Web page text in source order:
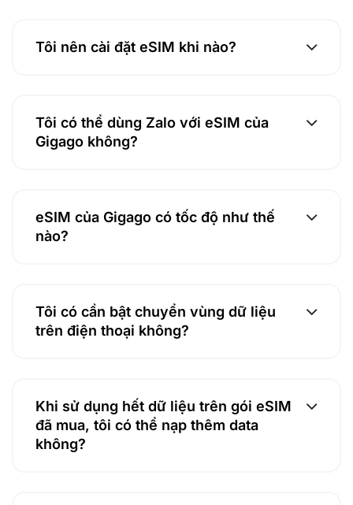
Tôi nên cài đặt eSIM khi nào?
Tôi có thể dùng Zalo với eSIM của
Gigago không?
eSIM của Gigago có tốc độ như thế
nào?
Tôi có cần bật chuyển vùng dữ liệu
trên điện thoại không?
Khi sử dụng hết dữ liệu trên gói eSIM
đã mua, tôi có thể nạp thêm data
không?